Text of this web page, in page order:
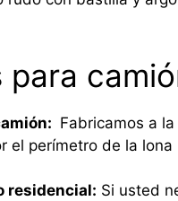
para
Fabricamos a
el perímetro de la
residencial: Si usted